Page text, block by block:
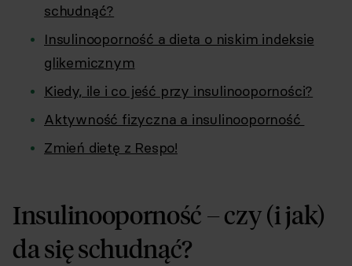
schudnąć?
Insulinooporność a dieta o niskim indeksie
glikemicznym
Kiedy, ile i co jeść przy insulinooporności?
Aktywność fizyczna a insulinooporność
Zmień dietę z Respo!
Insulinooporność – czy (i jak)
da się schudnąć?